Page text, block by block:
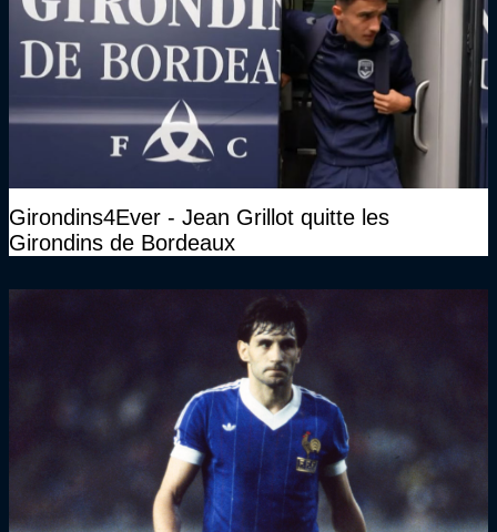
Girondins4Ever - Jean Grillot quitte les
Girondins de Bordeaux